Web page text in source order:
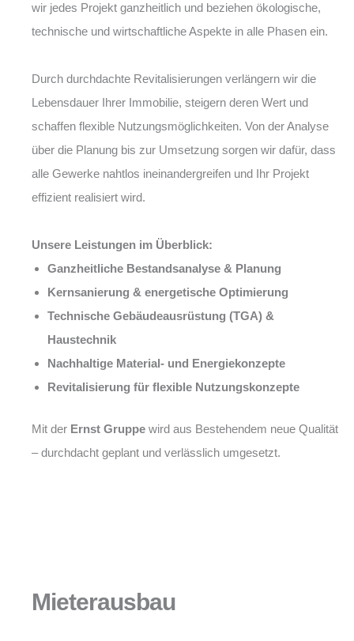
wir jedes Projekt ganzheitlich und beziehen ökologische,
technische und wirtschaftliche Aspekte in alle Phasen ein.
Durch durchdachte Revitalisierungen verlängern wir die
Lebensdauer Ihrer Immobilie, steigern deren Wert und
schaffen flexible Nutzungsmöglichkeiten. Von der Analyse
über die Planung bis zur Umsetzung sorgen wir dafür, dass
alle Gewerke nahtlos ineinandergreifen und Ihr Projekt
effizient realisiert wird.
Unsere Leistungen im Überblick:
Ganzheitliche Bestandsanalyse & Planung
Kernsanierung & energetische Optimierung
Technische Gebäudeausrüstung (TGA) &
Haustechnik
Nachhaltige Material- und Energiekonzepte
Revitalisierung für flexible Nutzungskonzepte
Mit der Ernst Gruppe wird aus Bestehendem neue Qualität
– durchdacht geplant und verlässlich umgesetzt.
Mieterausbau